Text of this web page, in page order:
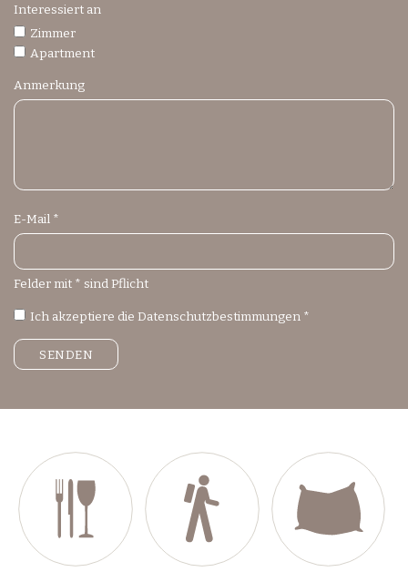
Interessiert an
Zimmer
Apartment
Anmerkung
E-Mail *
Felder mit * sind Pflicht
Ich akzeptiere die Datenschutzbestimmungen *